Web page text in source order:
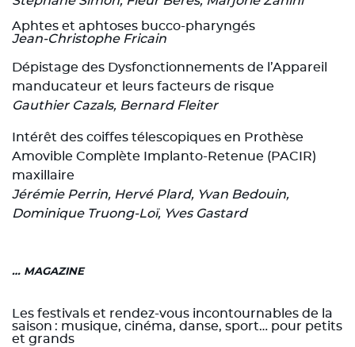
Aphtes et aphtoses bucco-pharyngés
Jean-Christophe Fricain
Dépistage des Dysfonctionnements de l’Appareil
manducateur et leurs facteurs de risque
Gauthier Cazals, Bernard Fleiter
Intérêt des coiffes télescopiques en Prothèse
Amovible Complète Implanto-Retenue (PACIR)
maxillaire
Jérémie Perrin, Hervé Plard, Yvan Bedouin,
Dominique Truong-Loï, Yves Gastard
… MAGAZINE
Les festivals et rendez-vous incontournables de la
saison : musique, cinéma, danse, sport… pour petits
et grands